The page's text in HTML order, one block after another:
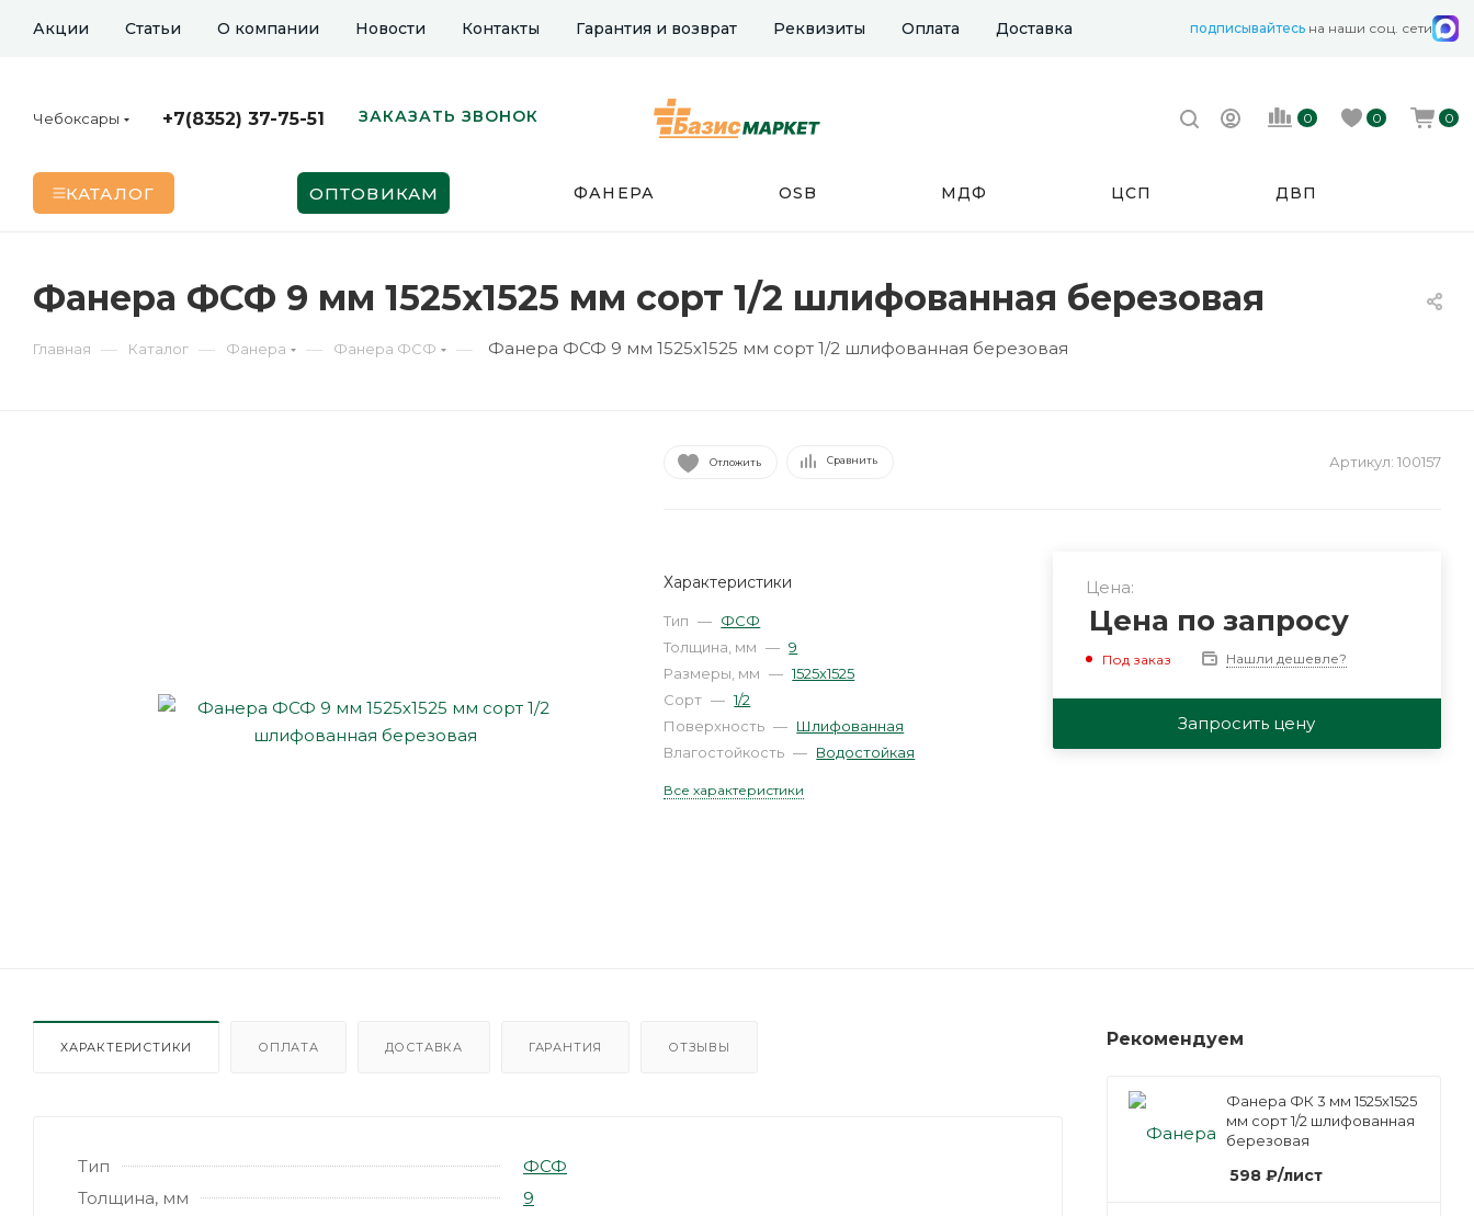
Акции Статьи О компании Новости Контакты Гарантия и возврат Реквизиты Оплата Доставка подписывайтесь на наши соц. сети
Чебоксары +7(8352) 37-75-51 ЗАКАЗАТЬ ЗВОНОК 0 0 0
КАТАЛОГ ОПТОВИКАМ ФАНЕРА OSB МДФ ЦСП ДВП
Фанера ФСФ 9 мм 1525х1525 мм сорт 1/2 шлифованная березовая
Главная — Каталог — Фанера — Фанера ФСФ — Фанера ФСФ 9 мм 1525х1525 мм сорт 1/2 шлифованная березовая
Отложить Сравнить Артикул: 100157
Характеристики
Тип — ФСФ
Толщина, мм — 9
Размеры, мм — 1525х1525
Сорт — 1/2
Поверхность — Шлифованная
Влагостойкость — Водостойкая
Все характеристики
Цена:
Цена по запросу
Под заказ Нашли дешевле?
Запросить цену
ХАРАКТЕРИСТИКИ ОПЛАТА ДОСТАВКА ГАРАНТИЯ ОТЗЫВЫ
Тип
ФСФ
Толщина, мм
9
Рекомендуем
Фанера ФК 3 мм 1525х1525
мм сорт 1/2 шлифованная
березовая
598 ₽/лист